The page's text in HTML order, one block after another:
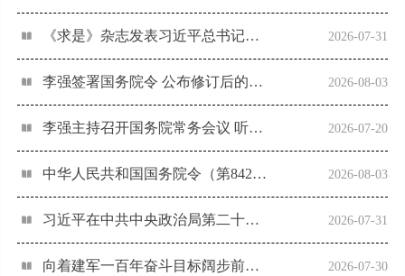
《求是》杂志发表习近平总书记重要文章《加快建设健康中国》 2026-07-31
李强签署国务院令 公布修订后的《集成电路布图设计保护条例》 2026-08-03
李强主持召开国务院常务会议 听取对服务业扩能提质和“六张网”规划建设督查情况汇报等 2026-07-20
中华人民共和国国务院令（第842号） 2026-08-03
习近平在中共中央政治局第二十七次集体学习时强调 强化政治引领 深化创新发展 高质量推进国防和军队现代化 2026-07-31
向着建军一百年奋斗目标阔步前行——以习近平同志为核心的党中央引领人民军队书写强军兴军新篇章 2026-07-30